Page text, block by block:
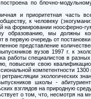
по блочно-
и приоритетная
к человеку
на формировании ноосферно-
образованию, мы должны
в первую очередь от
представление
вузов 1997 г. к
работы специалистов в
повысили свою
компетентности 1300
экологических
школы -
взглядов на природную
о том, что, несмотря на